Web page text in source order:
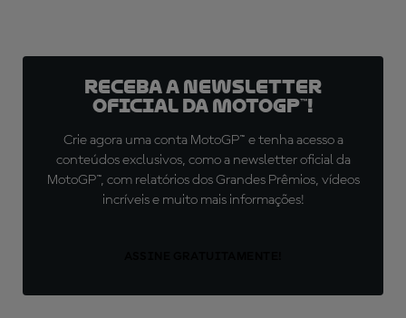
Receba a newsletter
oficial da MotoGP™!
Crie agora uma conta MotoGP™ e tenha acesso a
conteúdos exclusivos, como a newsletter oficial da
MotoGP™, com relatórios dos Grandes Prêmios, vídeos
incríveis e muito mais informações!